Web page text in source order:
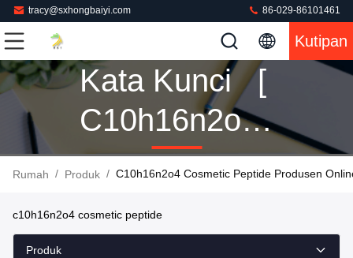
tracy@sxhongbaiyi.com 86-029-86101461
Kutipan
Kata Kunci [
C10h16n2o4
Cosmetic
Pertandingan
Rumah / Produk / C10h16n2o4 Cosmetic Peptide Produsen
c10h16n2o4 cosmetic peptide
Produk